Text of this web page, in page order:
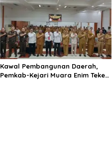
Kawal Pembangunan Daerah,
Pemkab-Kejari Muara Enim Teken